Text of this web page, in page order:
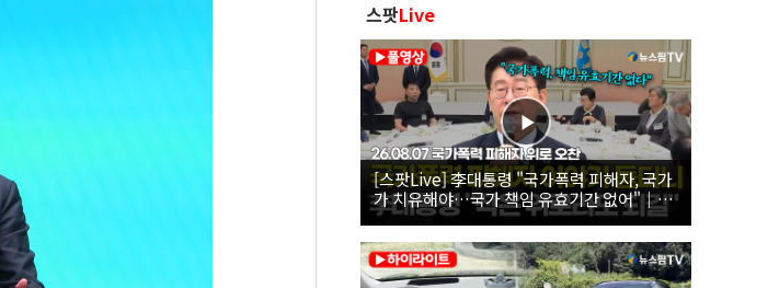
스팟Live
[스팟Live] 李대통령 "국가폭력 피해자, 국가
가 치유해야…국가 책임 유효기간 없어"｜
26.08.07 국가폭력 피해자 위로 오찬